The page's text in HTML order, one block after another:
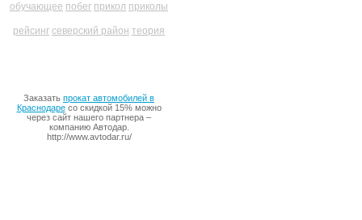
обучающее побег прикол приколы
рейсинг северский район теория
Заказать прокат автомобилей в
Краснодаресо скидкой 15% можно
через сайт нашего партнера –
компанию Автодар.
http://www.avtodar.ru/